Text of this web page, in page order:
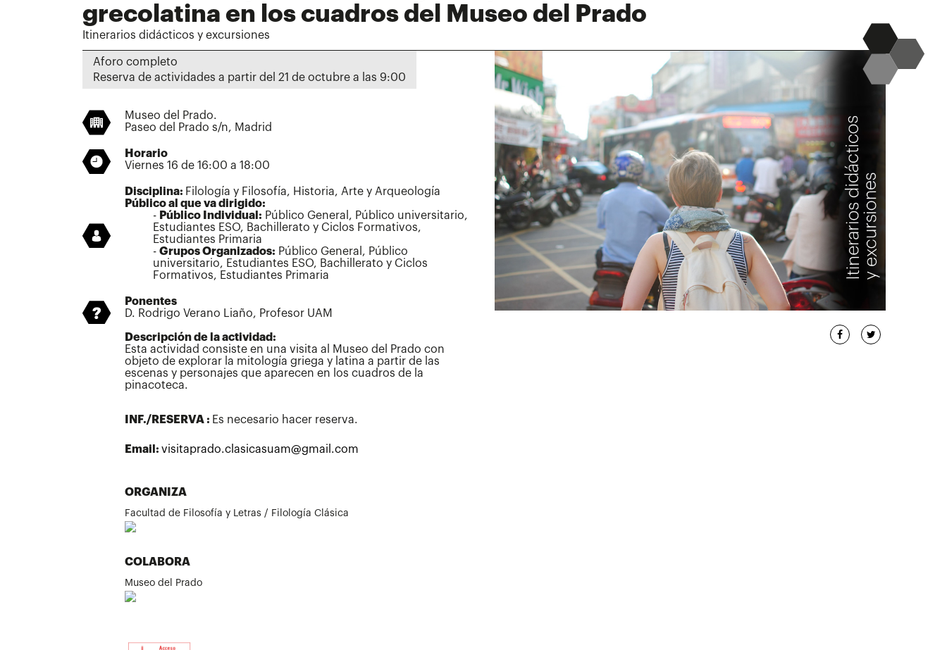
grecolatina en los cuadros del Museo del Prado
Itinerarios didácticos y excursiones
Aforo completo
Reserva de actividades a partir del 21 de octubre a las 9:00
Museo del Prado.
Paseo del Prado s/n, Madrid
Horario
Viernes 16 de 16:00 a 18:00
Disciplina: Filología y Filosofía, Historia, Arte y Arqueología
Público al que va dirigido:
Público Individual: Público General, Público universitario,
Estudiantes ESO, Bachillerato y Ciclos Formativos,
Estudiantes Primaria
Grupos Organizados: Público General, Público
universitario, Estudiantes ESO, Bachillerato y Ciclos
Formativos, Estudiantes Primaria
Ponentes
D. Rodrigo Verano Liaño, Profesor UAM
Descripción de la actividad:
Esta actividad consiste en una visita al Museo del Prado con
objeto de explorar la mitología griega y latina a partir de las
escenas y personajes que aparecen en los cuadros de la
pinacoteca.
INF./RESERVA : Es necesario hacer reserva.
Email: visitaprado.clasicasuam@gmail.com
ORGANIZA
Facultad de Filosofía y Letras / Filología Clásica
COLABORA
Museo del Prado